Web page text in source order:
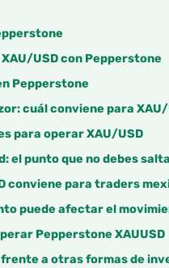
USD con Pepperstone
Pepperstone
cuál conviene para XAU/
para operar XAU/USD
el punto que no debes
conviene para traders
puede afectar el
Pepperstone XAUUSD
frente a otras formas de